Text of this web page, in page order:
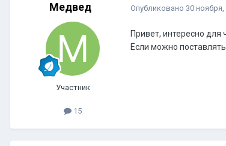
Медвед
Участник
15
Опубликовано 30 ноября,
Привет, интересно для
Если можно